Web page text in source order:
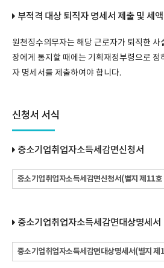
부적격 대상 퇴직자 명세서 제출 및 세
원천징수의무자는 해당 근로자가 퇴직한 사
장에게 통지할 때에는 기획재정부령으로 정
자 명세서를 제출하여야 합니다.
신청서 서식
중소기업취업자소득세감면신청서
중소기업취업자소득세감면신청서(별지 제11호
중소기업취업자소득세감면대상명세서
중소기업취업자소득세감면대상명세서(별지 제